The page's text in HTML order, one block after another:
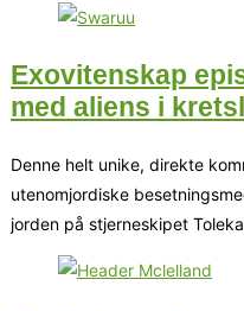
Exovitenskap
med aliens i
Denne helt unike, direkte
utenomjordiske
jorden på stjerneskipet